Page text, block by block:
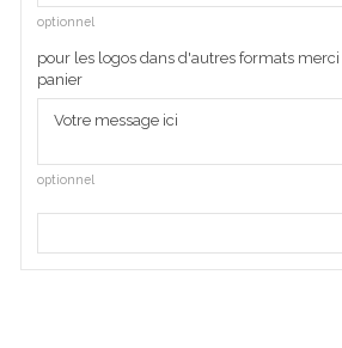
optionnel
pour les logos dans d'autres formats
panier
optionnel